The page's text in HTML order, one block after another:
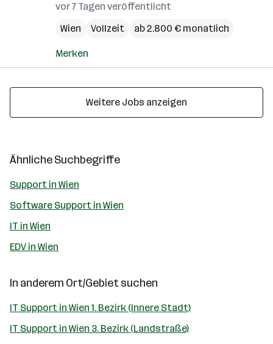
vor 7 Tagen veröffentlicht
Wien
Vollzeit ab 2.800 € monatlich
Merken
Weitere Jobs anzeigen
Ähnliche Suchbegriffe
Support in Wien
Software Support in Wien
IT in Wien
EDV in Wien
In anderem Ort/Gebiet suchen
IT Support in Wien 1. Bezirk (Innere Stadt)
IT Support in Wien 3. Bezirk (Landstraße)